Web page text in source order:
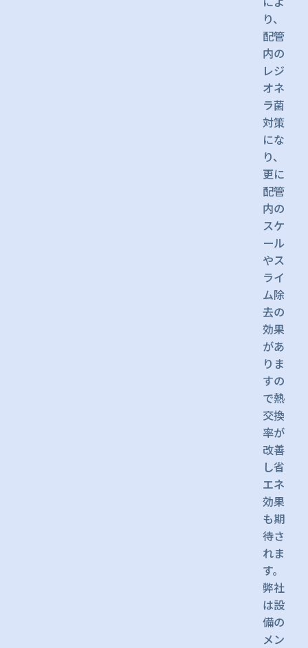
り、
配管
内の
レジ
オネ
ラ菌
対策
にな
り、
更に
配管
内の
スケ
ール
やス
ライ
ム除
去の
効果
があ
りま
すの
で熱
交換
率が
改善
し省
エネ
効果
も期
待さ
れま
す。
弊社
は設
備の
メン